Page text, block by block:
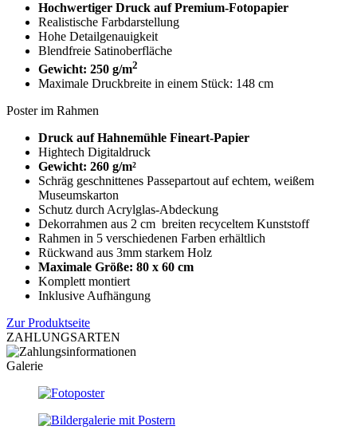
Hochwertiger Druck auf Premium-Fotopapier
Realistische Farbdarstellung
Hohe Detailgenauigkeit
Blendfreie Satinoberfläche
Gewicht: 250 g/m2
Maximale Druckbreite in einem Stück: 148 cm
Poster im Rahmen
Druck auf Hahnemühle Fineart-Papier
Hightech Digitaldruck
Gewicht: 260 g/m²
Schräg geschnittenes Passepartout auf echtem, weißem
Museumskarton
Schutz durch Acrylglas-Abdeckung
Dekorrahmen aus 2 cm breiten recyceltem Kunststoff
Rahmen in 5 verschiedenen Farben erhältlich
Rückwand aus 3mm starkem Holz
Maximale Größe: 80 x 60 cm
Komplett montiert
Inklusive Aufhängung
Zur Produktseite
ZAHLUNGSARTEN
Galerie